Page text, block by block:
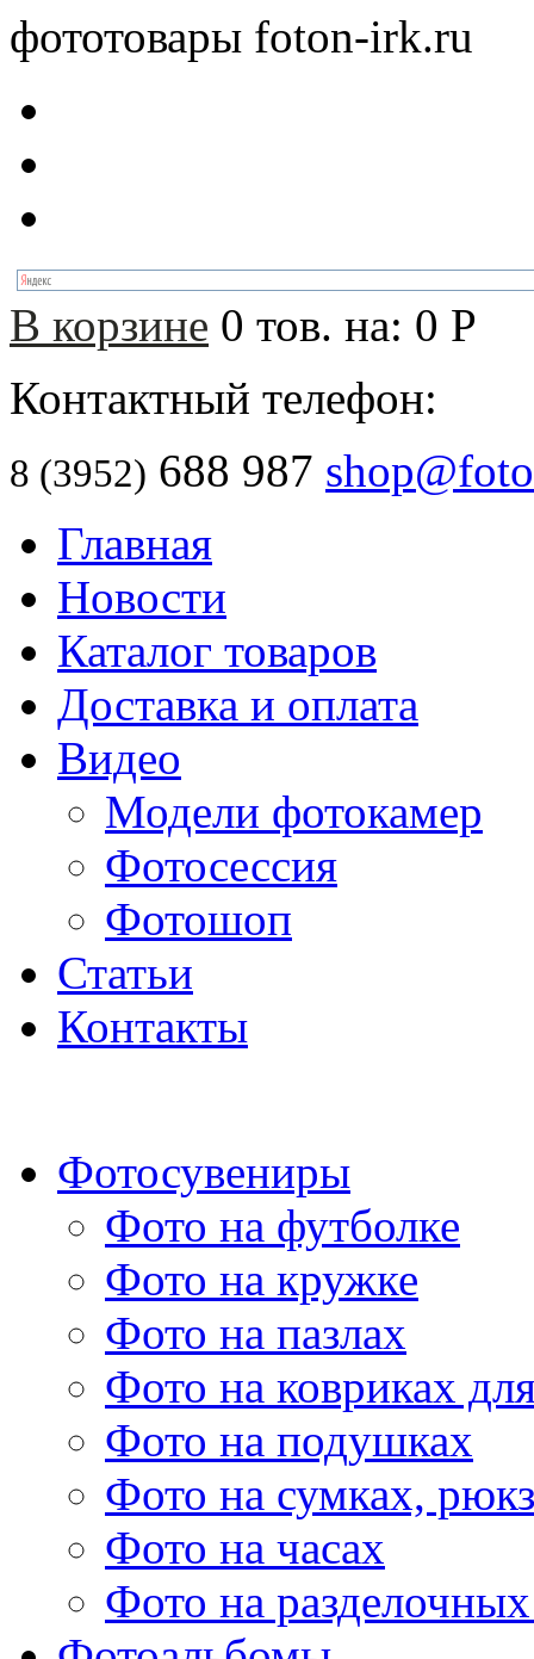
фототовары foton-irk.ru
В корзине 0 тов. на: 0 Р
Контактный телефон:
8 (3952) 688 987
Главная
Новости
Каталог товаров
Доставка и оплата
Видео
Модели фотокамер
Фотосессия
Фотошоп
Статьи
Контакты
Фотосувениры
Фото на футболке
Фото на кружке
Фото на пазлах
Фото на ковриках
Фото на подушках
Фото на сумках,
Фото на часах
Фото на